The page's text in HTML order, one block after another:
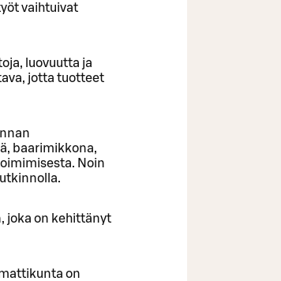
vaihtuivat
luovuutta ja
jotta tuotteet
baarimikkona,
Noin
joka on kehittänyt
on